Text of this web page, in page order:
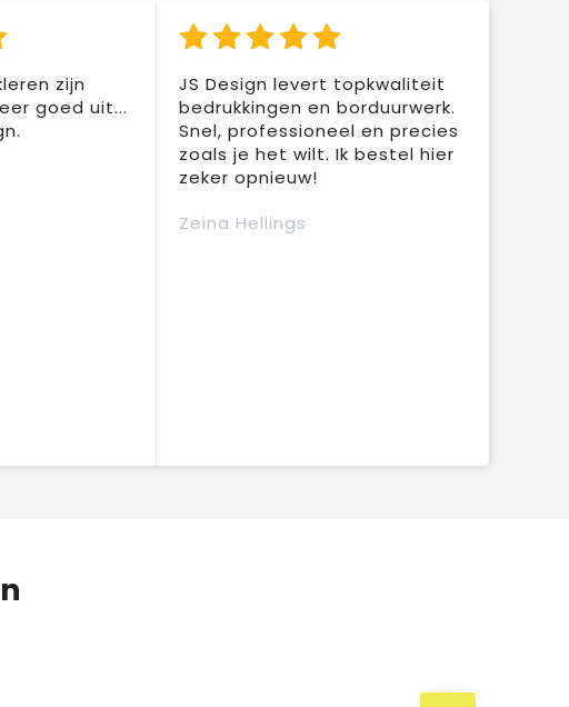
zijn
goed uit...
JS Design levert topkwaliteit
bedrukkingen en borduurwerk.
Snel, professioneel en precies
zoals je het wilt. Ik bestel hier
zeker opnieuw!
Zeina Hellings